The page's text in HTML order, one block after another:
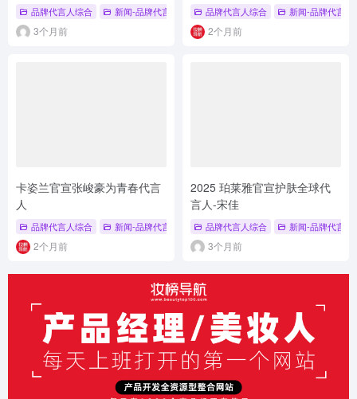
品牌代言人综合 新闻-品牌代言人
3个月前
品牌代言人综合 新闻-品牌代言人
2个月前
卡姿兰官宣张峻豪为青春代言
人
品牌代言人综合 新闻-品牌代言人 # 黑磁粉饼 # 夏季定妆 # 卡姿兰
2个月前
2025 珀莱雅官宣护肤全球代
言人-宋佳
品牌代言人综合 新闻-品牌代言人
3个月前